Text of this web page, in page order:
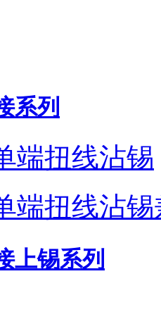
系列
端扭线沾锡
端扭线沾
上锡系列